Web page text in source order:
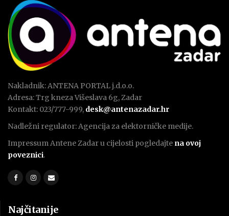
Nakladnik: ANTENA PORTAL j.d.o.o.
Adresa: Trg kneza Višeslava 6g, Zadar
Kontakt: 023/777-999, desk@antenazadar.hr
Nadležni regulator: Agencija za elektorničke medije.
Impressum Antene Zadar u cijelosti pogledajte na ovoj
poveznici.
Najčitanije